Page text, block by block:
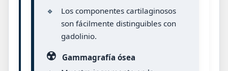
🔹
Los componentes cartilaginosos
son fácilmente distinguibles con
gadolinio.
☢️
Gammagrafía ósea